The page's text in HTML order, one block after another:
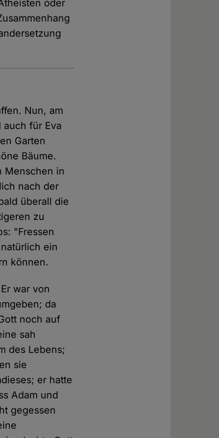
oder
Nun, am
für Eva
Garten
Bäume.
Menschen in
nach der
überall die
zu
"Fressen
ein
können.
war von
da
noch auf
sah
des Lebens;
sie
er hatte
Adam und
gegessen